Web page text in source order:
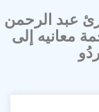
عبد الرحمن
معانيه إلى